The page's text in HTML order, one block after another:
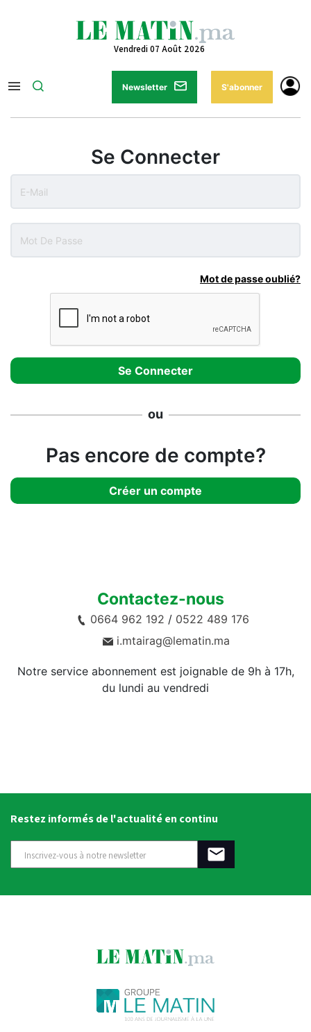
Vendredi 07 Août 2026
Newsletter S'abonner
Se Connecter
Mot de passe oublié?
ou
Pas encore de compte?
Créer un compte
Contactez-nous
0664 962 192 / 0522 489 176
i.mtairag@lematin.ma
Notre service abonnement est joignable de 9h à 17h,
du lundi au vendredi
Restez informés de l'actualité en continu